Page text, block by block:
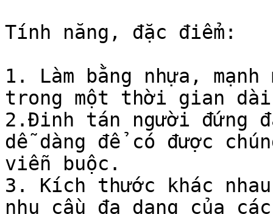
Tính năng, đặc điểm:
1. Làm bằng nhựa,
trong một thời gian
2.Đinh tán người đứng
dễ dàng để có được
viễn buộc.
3. Kích thước khác
nhu cầu đa dạng của